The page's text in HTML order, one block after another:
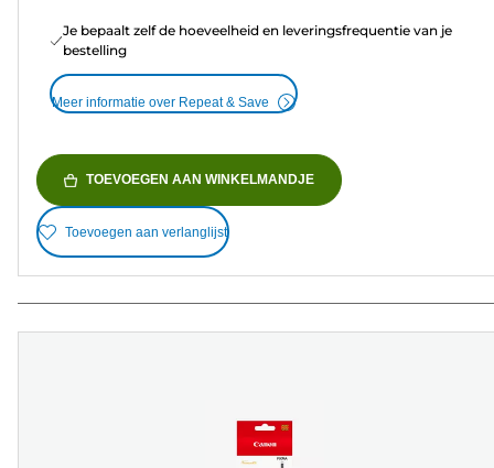
Je bepaalt zelf de hoeveelheid en leveringsfrequentie van je
bestelling
Meer informatie over Repeat & Save
TOEVOEGEN AAN WINKELMANDJE
Toevoegen aan verlanglijst